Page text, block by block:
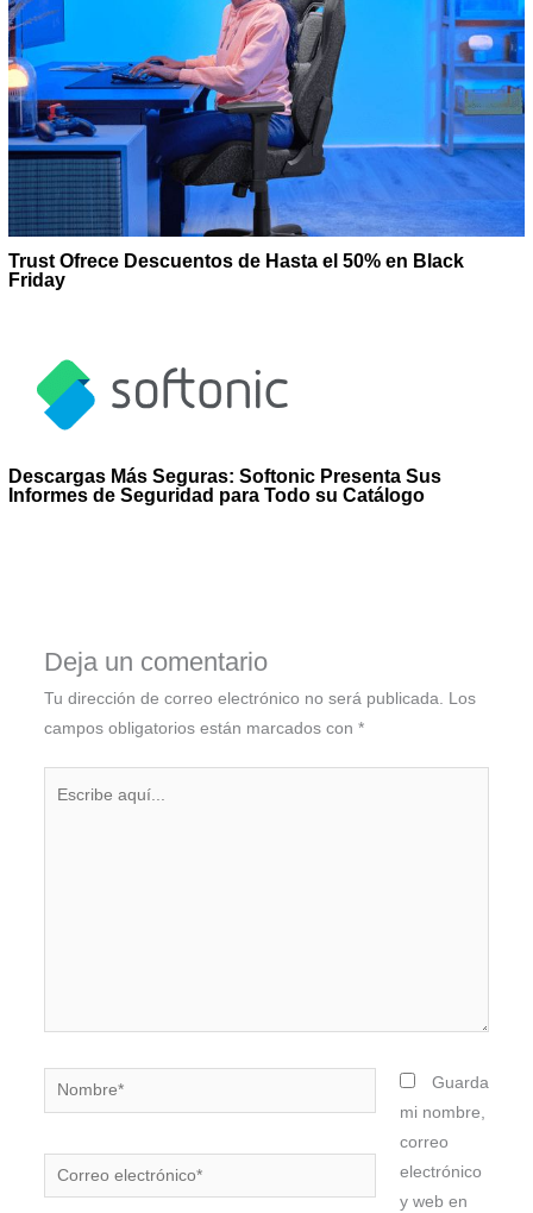
Trust Ofrece Descuentos de Hasta el 50% en Black
Friday
Descargas Más Seguras: Softonic Presenta Sus
Informes de Seguridad para Todo su Catálogo
Deja un comentario
Tu dirección de correo electrónico no será publicada.
Los
campos obligatorios están marcados con *
Nombre*
Correo
electrónico*
Guarda
mi nombre,
correo
electrónico
y web en